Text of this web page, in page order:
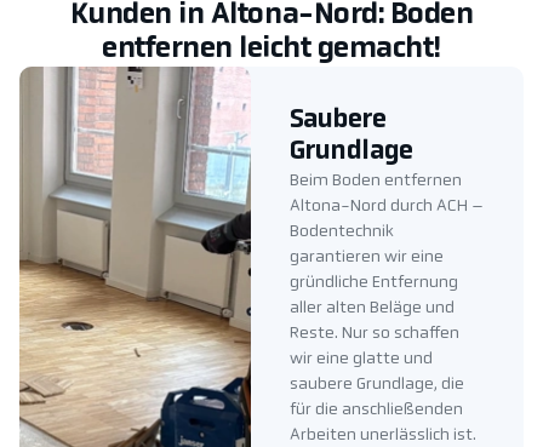
Kunden in Altona-Nord: Boden
entfernen leicht gemacht!
Saubere
Grundlage
Beim Boden entfernen
Altona-Nord durch ACH –
Bodentechnik
garantieren wir eine
gründliche Entfernung
aller alten Beläge und
Reste. Nur so schaffen
wir eine glatte und
saubere Grundlage, die
für die anschließenden
Arbeiten unerlässlich ist.